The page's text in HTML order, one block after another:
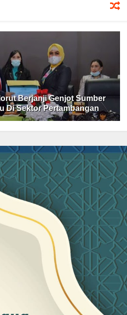
Berjanji Genjot Sumber
Di Sektor Pertambangan